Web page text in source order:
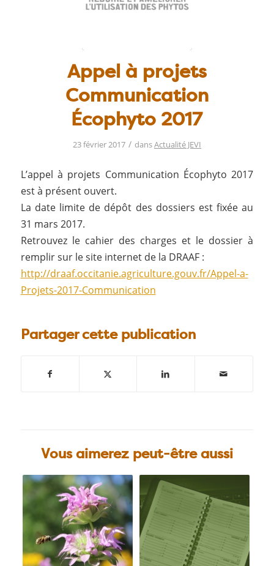
Appel à projets
Communication
Écophyto 2017
23 février 2017 / dansActualité JEVI
L’appel à projets Communication Écophyto 2017
est à présent ouvert.
La date limite de dépôt des dossiers est fixée au
31 mars 2017.
Retrouvez le cahier des charges et le dossier à
remplir sur le site internet de la DRAAF :
http://draaf.occitanie.agriculture.gouv.fr/Appel-a-
Projets-2017-Communication
Partager cette publication
Vous aimerez peut-être aussi